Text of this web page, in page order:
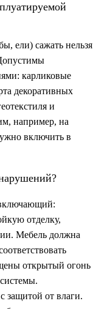
ели) сажать нельзя
карликовые
декоративных
и
например, на
включить в
включающий:
отделку,
Мебель должна
открытый огонь
защитой от влаги.